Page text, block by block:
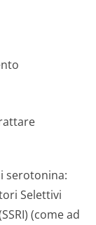
serotonina:
Selettivi
(come ad